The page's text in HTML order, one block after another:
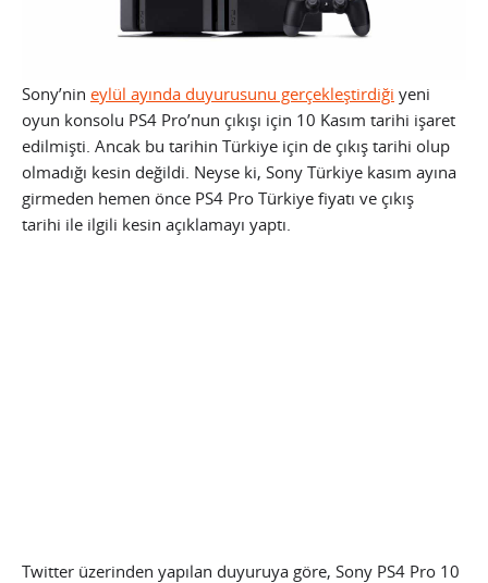
Sony’nin eylül ayında duyurusunu gerçekleştirdiği yeni
oyun konsolu PS4 Pro’nun çıkışı için 10 Kasım tarihi işaret
edilmişti. Ancak bu tarihin Türkiye için de çıkış tarihi olup
olmadığı kesin değildi. Neyse ki, Sony Türkiye kasım ayına
girmeden hemen önce PS4 Pro Türkiye fiyatı ve çıkış
tarihi ile ilgili kesin açıklamayı yaptı.
Twitter üzerinden yapılan duyuruya göre, Sony PS4 Pro 10